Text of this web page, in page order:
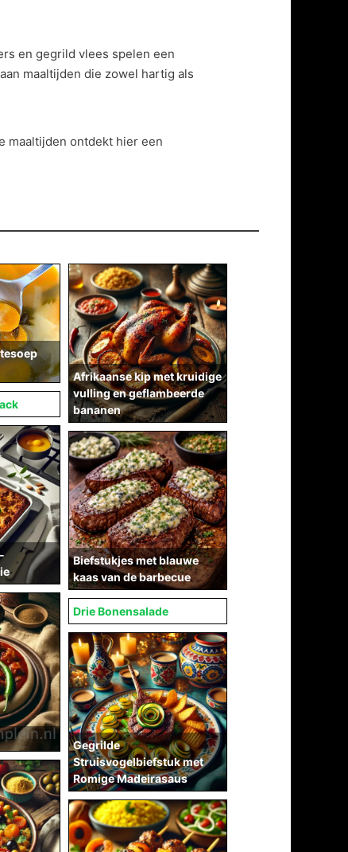
en gegrild vlees spelen een
maaltijden die zowel hartig als
maaltijden ontdekt hier een
Afrikaanse kip met kruidige
vulling en geflambeerde
bananen
Biefstukjes met blauwe
kaas van de barbecue
Drie Bonensalade
Gegrilde
Struisvogelbiefstuk met
Romige Madeirasaus